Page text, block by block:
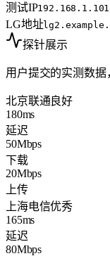
测试IP192.168.1.101
LG地址
探针展示
用户提交的实测数
北京联通 良好
180ms
延迟
50Mbps
下载
20Mbps
上传
上海电信优秀
165ms
延迟
80Mbps